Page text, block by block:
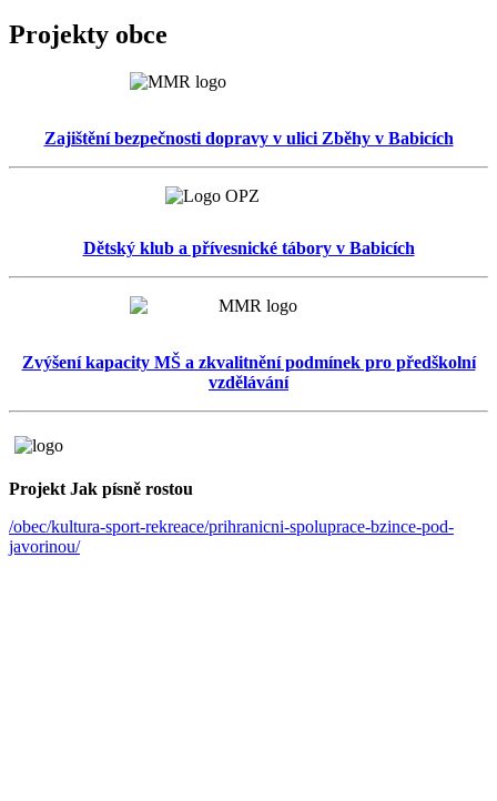
Projekty obce
Zajištění bezpečnosti dopravy v ulici Zběhy v Babicích
Dětský klub a přívesnické tábory v Babicích
Zvýšení kapacity MŠ a zkvalitnění podmínek pro předškolní
vzdělávání
Projekt Jak písně rostou
/obec/kultura-sport-rekreace/prihranicni-spoluprace-bzince-pod-
javorinou/